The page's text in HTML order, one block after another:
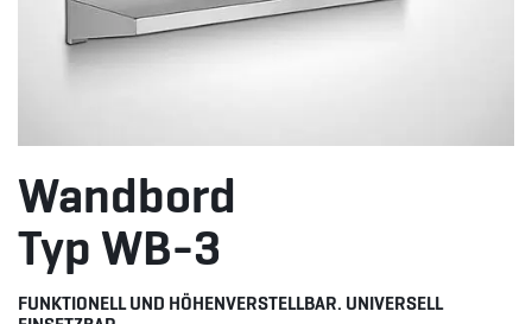
Wandbord
Typ WB-3
FUNKTIONELL UND HÖHENVERSTELLBAR. UNIVERSELL